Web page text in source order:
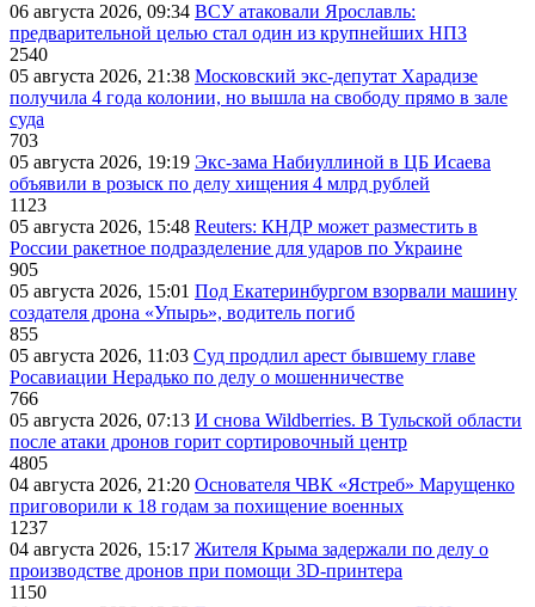
06 августа 2026, 09:34 ВСУ атаковали Ярославль:
предварительной целью стал один из крупнейших НПЗ
2540
05 августа 2026, 21:38 Московский экс-депутат Харадизе
получила 4 года колонии, но вышла на свободу прямо в зале
суда
703
05 августа 2026, 19:19 Экс-зама Набиуллиной в ЦБ Исаева
объявили в розыск по делу хищения 4 млрд рублей
1123
05 августа 2026, 15:48 Reuters: КНДР может разместить в
России ракетное подразделение для ударов по Украине
905
05 августа 2026, 15:01 Под Екатеринбургом взорвали машину
создателя дрона «Упырь», водитель погиб
855
05 августа 2026, 11:03 Суд продлил арест бывшему главе
Росавиации Нерадько по делу о мошенничестве
766
05 августа 2026, 07:13 И снова Wildberries. В Тульской области
после атаки дронов горит сортировочный центр
4805
04 августа 2026, 21:20 Основателя ЧВК «Ястреб» Марущенко
приговорили к 18 годам за похищение военных
1237
04 августа 2026, 15:17 Жителя Крыма задержали по делу о
производстве дронов при помощи 3D‑принтера
1150